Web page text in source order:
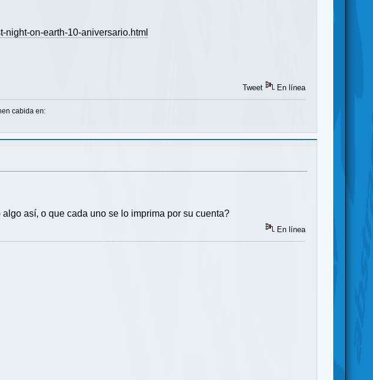
night-on-earth-10-aniversario.html
Tweet En línea
cabida en:
así, o que cada uno se lo imprima por su cuenta?
En línea